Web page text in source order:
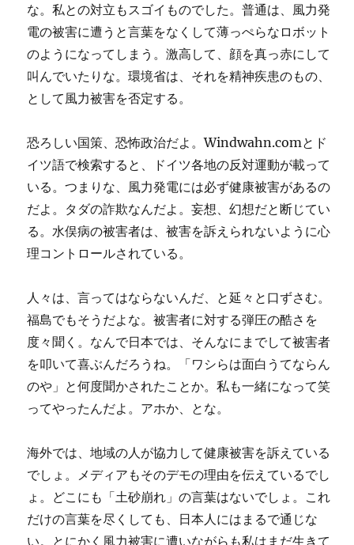
な。私との対立もスゴイものでした。普通は、風力発
電の被害に遭うと言葉をなくして薄っぺらなロボット
のようになってしまう。激高して、顔を真っ赤にして
叫んでいたりな。環境省は、それを精神疾患のもの、
として風力被害を否定する。
恐ろしい国策、恐怖政治だよ。Windwahn.comとド
イツ語で検索すると、ドイツ各地の反対運動が載って
いる。つまりな、風力発電には必ず健康被害があるの
だよ。タダの詐欺なんだよ。妄想、幻想だと断じてい
る。水俣病の被害者は、被害を訴えられないように心
理コントロールされている。
人々は、言ってはならないんだ、と延々と口ずさむ。
福島でもそうだよな。被害者に対する弾圧の酷さを
度々聞く。なんで日本では、そんなにまでして被害者
を叩いて喜ぶんだろうね。「ワシらは面白うてならん
のや」と何度聞かされたことか。私も一緒になって笑
ってやったんだよ。アホか、とな。
海外では、地域の人が協力して健康被害を訴えている
でしょ。メディアもそのデモの理由を伝えているでし
ょ。どこにも「土砂崩れ」の言葉はないでしょ。これ
だけの言葉を尽くしても、日本人にはまるで通じな
い。とにかく風力被害に遭いながらも私はまだ生きて